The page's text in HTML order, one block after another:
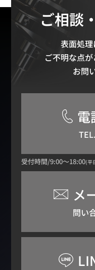
ご相談
表面処
ご不明な点
お問
電
受付時間/9:00～18:00(平
メ
問い